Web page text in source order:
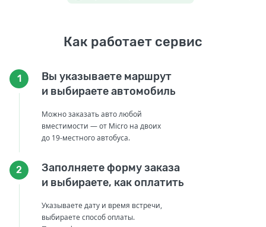
Как работает сервис
1
Вы указываете маршрут
и выбираете автомобиль
Можно заказать авто любой
вместимости — от Micro на двоих
до 19-местного автобуса.
2
Заполняете форму заказа
и выбираете, как оплатить
Указываете дату и время встречи,
выбираете способ оплаты.